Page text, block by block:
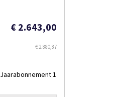
€ 2.643,00
€ 2.880,87
Jaarabonnement 1